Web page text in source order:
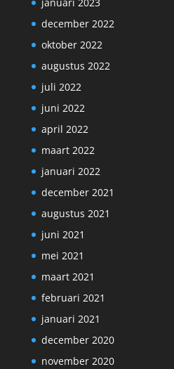
december 2022
oktober 2022
augustus 2022
juli 2022
juni 2022
april 2022
maart 2022
januari 2022
december 2021
augustus 2021
juni 2021
mei 2021
maart 2021
februari 2021
januari 2021
december 2020
november 2020